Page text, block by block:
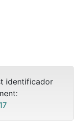
identificador